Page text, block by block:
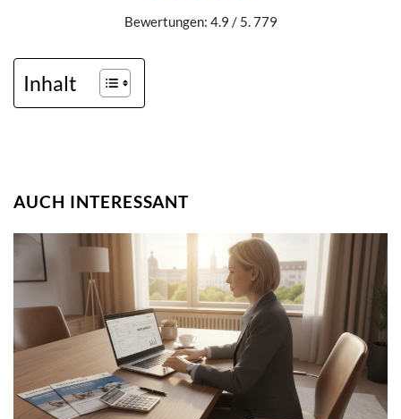
Bewertungen: 4.9 / 5. 779
Inhalt
AUCH INTERESSANT